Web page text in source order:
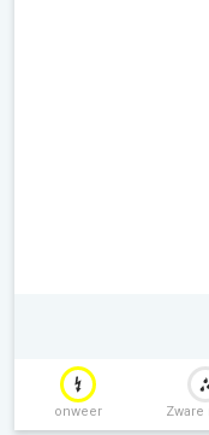
onweer Zware